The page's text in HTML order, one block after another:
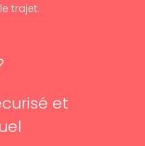
trajet.
et